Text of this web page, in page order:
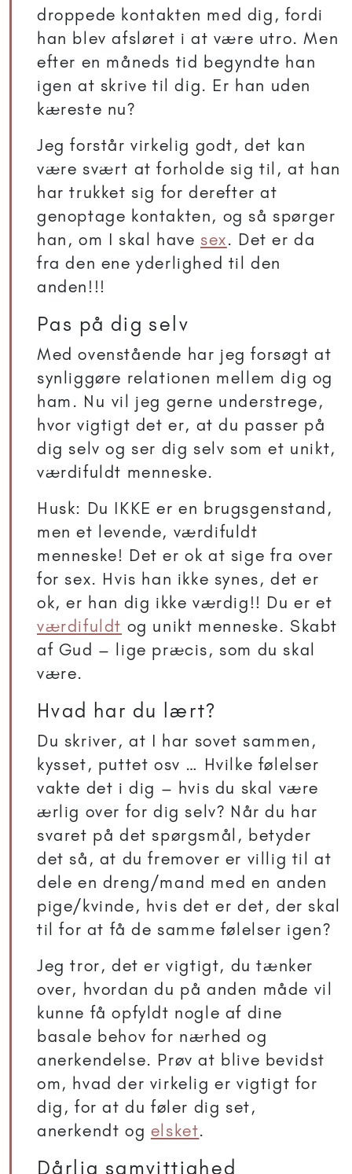
droppede kontakten med dig, fordi
han blev afsløret i at være utro. Men
efter en måneds tid begyndte han
igen at skrive til dig. Er han uden
kæreste nu?
Jeg forstår virkelig godt, det kan
være svært at forholde sig til, at han
har trukket sig for derefter at
genoptage kontakten, og så spørger
han, om I skal have sex. Det er da
fra den ene yderlighed til den
anden!!!
Pas på dig selv
Med ovenstående har jeg forsøgt at
synliggøre relationen mellem dig og
ham. Nu vil jeg gerne understrege,
hvor vigtigt det er, at du passer på
dig selv og ser dig selv som et unikt,
værdifuldt menneske.
Husk: Du IKKE er en brugsgenstand,
men et levende, værdifuldt
menneske! Det er ok at sige fra over
for sex. Hvis han ikke synes, det er
ok, er han dig ikke værdig!! Du er et
værdifuldt og unikt menneske. Skabt
af Gud – lige præcis, som du skal
være.
Hvad har du lært?
Du skriver, at I har sovet sammen,
kysset, puttet osv … Hvilke følelser
vakte det i dig – hvis du skal være
ærlig over for dig selv? Når du har
svaret på det spørgsmål, betyder
det så, at du fremover er villig til at
dele en dreng/mand med en anden
pige/kvinde, hvis det er det, der skal
til for at få de samme følelser igen?
Jeg tror, det er vigtigt, du tænker
over, hvordan du på anden måde vil
kunne få opfyldt nogle af dine
basale behov for nærhed og
anerkendelse. Prøv at blive bevidst
om, hvad der virkelig er vigtigt for
dig, for at du føler dig set,
anerkendt og elsket.
Dårlig samvittighed